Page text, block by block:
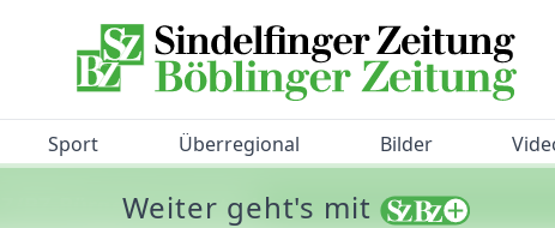
Sport Überregional Bilder
BZ-Bürgerbarometer!
Weiter geht's mit